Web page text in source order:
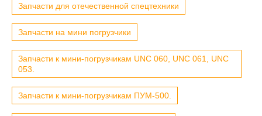
Запчасти для отечественной спецтехники
Запчасти на мини погрузчики
Запчасти к мини-погрузчикам UNC 060, UNC 061, UNC
053.
Запчасти к мини-погрузчикам ПУМ-500.